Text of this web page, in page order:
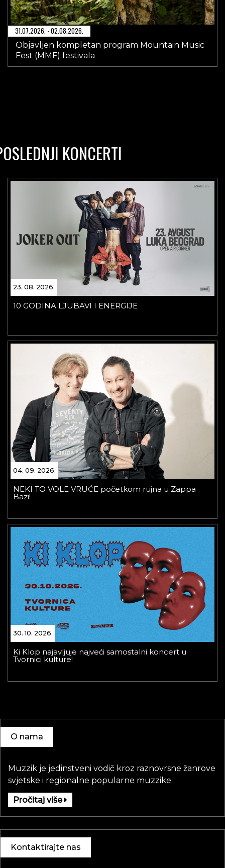
31.07.2026. - 02.08.2026.
Objavljen kompletan program Mountain Music
Fest (MMF) festivala
KONCERTI
23. 08. 2026.
10 GODINA LJUBAVI I ENERGIJE
04. 09. 2026.
NEKI TO VOLE VRUĆE početkom rujna u Zappa
Bazi!
30. 10. 2026.
Ki Klop najavljuje najveći samostalni koncert u
Tvornici kulture!
O nama
Muzzik je jedinstveni vodič kroz raznovrsne žanrove
svjetske i regionalne popularne muzzike.
Pročitaj više
Kontaktirajte nas